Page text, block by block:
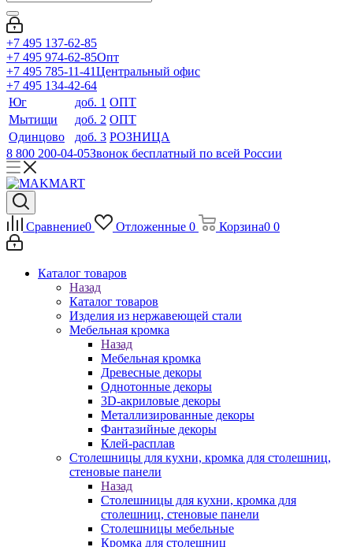
+7 495 137-62-85
+7 495 974-62-85Опт
+7 495 785-11-41Центральный офис
+7 495 134-42-64
Юг
доб. 1 ОПТ
Мытищи
доб. 2 ОПТ
Одинцово
доб. 3 РОЗНИЦА
8 800 200-04-05Звонок бесплатный по всей России
Сравнение0 Отложенные 0 Корзина0 0
Каталог товаров
Назад
Каталог товаров
Изделия из нержавеющей стали
Мебельная кромка
Назад
Мебельная кромка
Древесные декоры
Однотонные декоры
3D-акриловые декоры
Металлизированные декоры
Фантазийные декоры
Клей-расплав
Столешницы для кухни, кромка для столешниц,
стеновые панели
Назад
Столешницы для кухни, кромка для
столешниц, стеновые панели
Столешницы мебельные
Кромка для столешниц